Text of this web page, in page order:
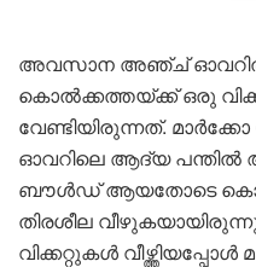
അവസാന അഞ്ച് ഓവറിൽ
കൊൽക്കത്തയ്ക്ക് ഒരു
വേണ്ടിയിരുന്നത്.
ഓവറിലെ ആദ്യ പന്തിൽ
ബൗൾഡ് ആയതോടെ
തിരശീല
വിക്കറ്റുകൾ